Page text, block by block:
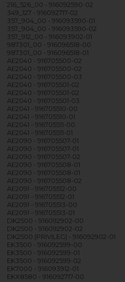
216_526_00 - 916092590-02
349_127 - 916092717-02
357_904_00 - 916093590-01
357_904_00 - 916093590-02
357_912_00 - 916093902-01
987301_00 - 916096518-00
987301_00 - 916096518-01
AE2040 - 916705500-02
AE2040 - 916705500-02
AE2040 - 916705500-03
AE2040 - 916705501-02
AE2040 - 916705501-02
AE2040 - 916705501-03
AE2041 - 916705510-00
AE2041 - 916705510-01
AE2041 - 916705511-00
AE2041 - 916705511-01
AE2090 - 916705507-01
AE2090 - 916705507-01
AE2090 - 916705507-02
AE2090 - 916705508-01
AE2090 - 916705508-01
AE2090 - 916705508-02
AE2091 - 916705512-00
AE2091 - 916705512-01
AE2091 - 916705513-00
AE2091 - 916705513-01
DK2500 - 916092902-00
DK2500 - 916092902-02
DK2500 (PRIVILEG) - 916092902-01
EK3500 - 916092599-00
EK3500 - 916092599-01
EK3500 - 916092599-02
EK7000 - 916093912-01
EKX8580 - 916092717-00